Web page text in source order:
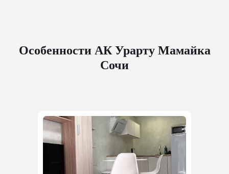
Особенности АК Урарту Мамайка
Сочи